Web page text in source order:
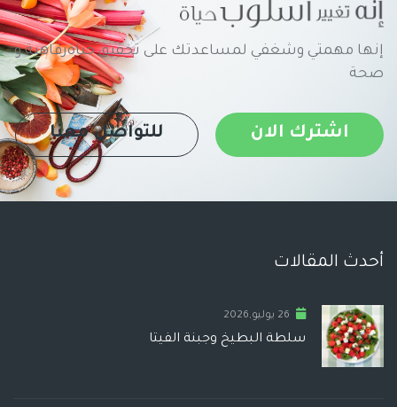
إنها مهمتي وشغفي لمساعدتك على تحقيق حياةرفاهية و
صحة
اشترك الان للتواصل معنا
أحدث المقالات
26 يوليو,2026
سلطة البطيخ وجبنة الفيتا